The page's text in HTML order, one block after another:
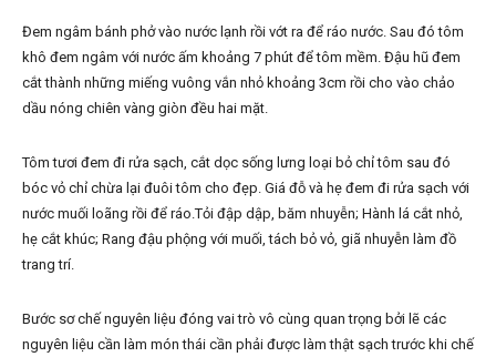
Đem ngâm bánh phở vào nước lạnh rồi vớt ra để ráo nước. Sau đó tôm
khô đem ngâm với nước ấm khoảng 7 phút để tôm mềm. Đậu hũ đem
cắt thành những miếng vuông vắn nhỏ khoảng 3cm rồi cho vào chảo
dầu nóng chiên vàng giòn đều hai mặt.
Tôm tươi đem đi rửa sạch, cắt dọc sống lưng loại bỏ chỉ tôm sau đó
bóc vỏ chỉ chừa lại đuôi tôm cho đẹp. Giá đỗ và hẹ đem đi rửa sạch với
nước muối loãng rồi để ráo.Tỏi đập dập, băm nhuyễn; Hành lá cắt nhỏ,
hẹ cắt khúc; Rang đậu phộng với muối, tách bỏ vỏ, giã nhuyễn làm đồ
trang trí.
Bước sơ chế nguyên liệu đóng vai trò vô cùng quan trọng bởi lẽ các
nguyên liệu cần làm món thái cần phải được làm thật sạch trước khi chế